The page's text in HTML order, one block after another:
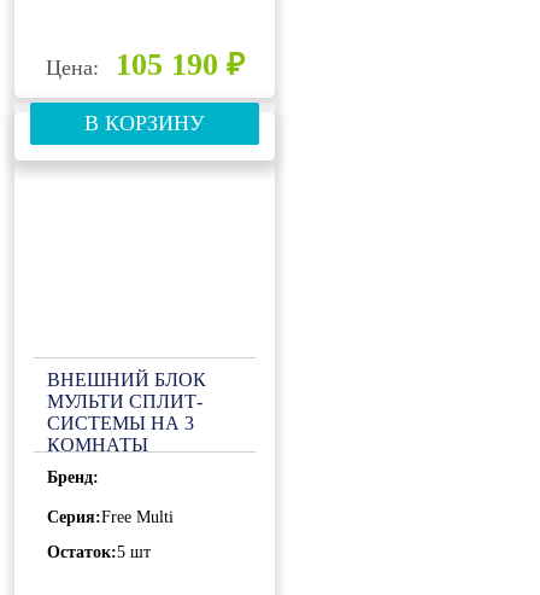
Цена: 105 190 ₽
В КОРЗИНУ
ВНЕШНИЙ БЛОК
МУЛЬТИ СПЛИТ-
СИСТЕМЫ НА 3
КОМНАТЫ
GENERAL CLIMATE
FREE MULTI 2 GU-
M3E24H32
Бренд:
Серия:Free Multi
Остаток:5 шт